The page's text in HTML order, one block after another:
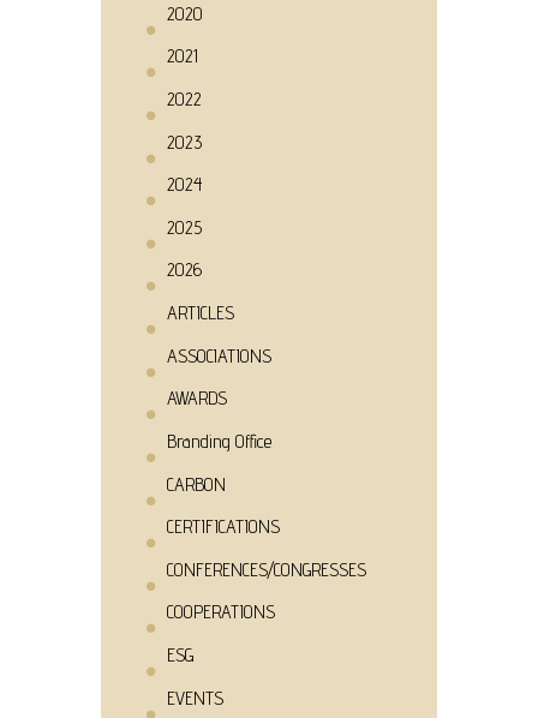
2020
2021
2022
2023
2024
2025
2026
ARTICLES
ASSOCIATIONS
AWARDS
Branding Office
CARBON
CERTIFICATIONS
CONFERENCES/CONGRESSES
COOPERATIONS
ESG
EVENTS